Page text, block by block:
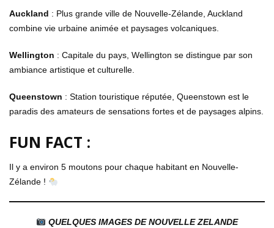
Auckland : Plus grande ville de Nouvelle-Zélande, Auckland
combine vie urbaine animée et paysages volcaniques.
Wellington : Capitale du pays, Wellington se distingue par son
ambiance artistique et culturelle.
Queenstown : Station touristique réputée, Queenstown est le
paradis des amateurs de sensations fortes et de paysages alpins.
FUN FACT :
Il y a environ 5 moutons pour chaque habitant en Nouvelle-
Zélande !
QUELQUES IMAGES DE NOUVELLE ZELANDE